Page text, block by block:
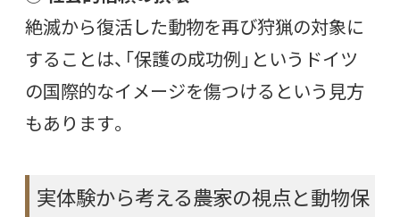
絶滅から復活した動物を再び狩猟の対象に
することは、「保護の成功例」というドイツ
の国際的なイメージを傷つけるという見方
もあります。
実体験から考える――農家の視点と動物保